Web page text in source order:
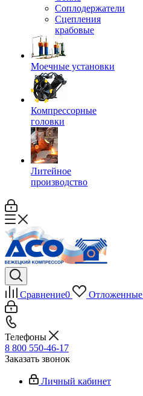
Соплодержатели
Сцепления
крабовые
Моечные установки
Компрессорные
головки
Литейное
производство
Сравнение0 Отложенные
Телефоны
8 800 550-46-17
Заказать звонок
Личный кабинет